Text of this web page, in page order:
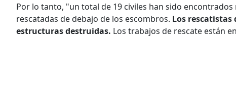
Por lo tanto, "un total de 19 civiles han sido
rescatadas de debajo de los escombros. Los rescatistas
estructuras destruidas. Los trabajos de rescate están